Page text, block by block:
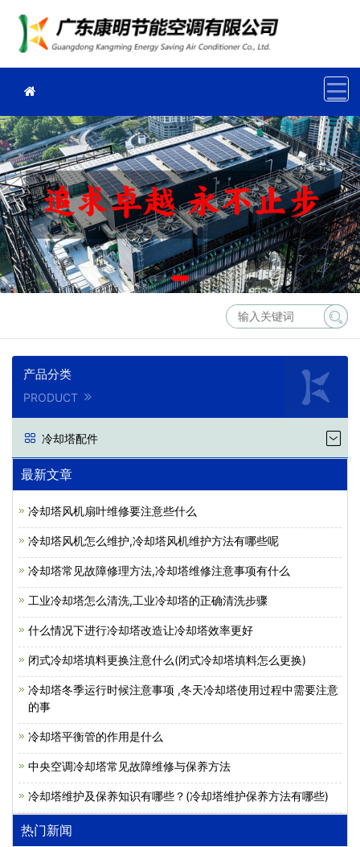
产品分类
PRODUCT
冷却塔配件
最新文章
冷却塔风机扇叶维修要注意些什么
冷却塔风机怎么维护,冷却塔风机维护方法有哪些呢
冷却塔常见故障修理方法,冷却塔维修注意事项有什么
工业冷却塔怎么清洗,工业冷却塔的正确清洗步骤
什么情况下进行冷却塔改造让冷却塔效率更好
闭式冷却塔填料更换注意什么(闭式冷却塔填料怎么更换)
冷却塔冬季运行时候注意事项 ,冬天冷却塔使用过程中需要注意
的事
冷却塔平衡管的作用是什么
中央空调冷却塔常见故障维修与保养方法
冷却塔维护及保养知识有哪些？(冷却塔维护保养方法有哪些)
热门新闻